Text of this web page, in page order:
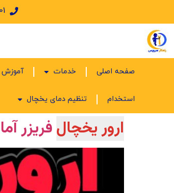
صفحه اصلی خدمات آموزش
استخدام تنظیم دمای یخچال
ارور یخچال فریزر